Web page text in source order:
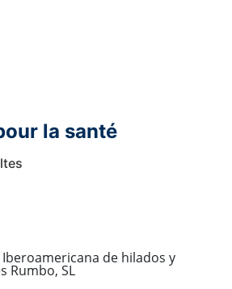
la santé
de hilados y
Rumbo, SL